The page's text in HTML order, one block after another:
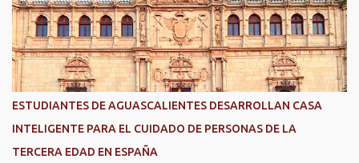
órganos, fortaleciendo la capacidad de respuesta de las
instituciones ante situaciones que requieren atención inmediata.
En reconocimiento a su liderazgo al mando del helicóptero Fuerza
Uno y a la contribución de esta aeronave en las operaciones de
Antonio Martínez Romo, fue distinguido durante el TechDay 2026.
Martínez Romo destacó que el helicóptero repres...
ESTUDIANTES DE AGUASCALIENTES DESARROLLAN CASA
INTELIGENTE PARA EL CUIDADO DE PERSONAS DE LA
TERCERA EDAD EN ESPAÑA